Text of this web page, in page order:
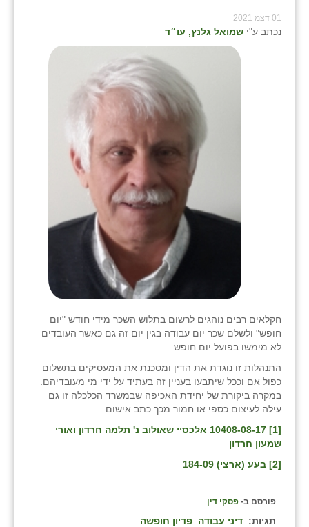
01 דצמ 2021
נכתב ע"י שמואל גלנץ, עו״ד
חקלאים רבים נוהגים לרשום בתלוש השכר מידי חודש "יום
חופש" ולשלם שכר יום עבודה בגין יום זה גם כאשר העובדים
לא מימשו בפועל יום חופש.
התנהלות זו נוגדת את הדין ומסכנת את המעסיקים בתשלום
כפול אם וככל שיתבעו בעניין זה בעתיד על ידי מי מעובדיהם.
במקרה ביקורת של יחידת האכיפה שבמשרד הכלכלה זו גם
עילה לעיצום כספי או חמור מכך כתב אישום.
[1]
10408-08-17 אלכסיי שאולוב נ' תלמה חרדון ואורי
שמעון חרדון
[2]
בעע (ארצי) 184-09
פורסם ב- פסקי דין
תגיות: דיני עבודה פדיון חופשה